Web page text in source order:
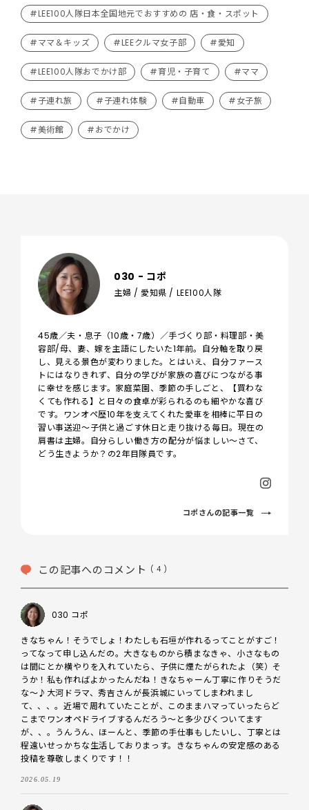
#LEE100人隊日本全国地元でおすすめの 店・食・スポット
#ママ＆キッズ #LEEクルマ女子部 #愛知
#LEE100人隊おでかけ部 #育児・子育て #ママ
#子連れ旅 #子連れ体験 #自動車 #女子旅
#美術館 #おでかけ
030 - コポ
主婦 / 愛知県 / LEE100人隊
45歳／夫・息子（10歳・7歳）／手づくり部・料理部・美
容部/母、妻、嫁を主語にしたいた1年前。自分軸を取り戻
し、見える景色が変わりました。とはいえ、自分ファース
トにはなりきれず、自分の学びが家族の喜びにつながる事
に幸せを感じます。家庭菜園、季節の手しごと、【買わな
くても作れる】と日々の食卓が彩られるのも細やかな喜び
です。ワンオペ歴10年を支えてくれた愛車を相棒に平日の
習い事送迎～子供と過ごす休日と走り抜ける毎日。現在の
肩書は主婦。自分らしい働き方の配分が悩ましい～さて、
どう生きようか？の2年目隊員です。
コポさんの記事一覧
この記事へのコメント ( 4 )
030 コポ
きなちゃん！そうでしょ！わたしも石垣が作れるってことがすご！
ってなって申し込んだの。大きなものから積まなきゃ、小さなもの
は間にとか横やりを入れていたら、子供に煙たがられたよ（笑）そ
うか！私も作ればよかったんだね！きなちゃーん丁寧に作りそうだ
な～♪大河ドラマ、秀吉さんが長浜城にいってしまわれまし
て、、、。近場で周れていたことが、このままハマっていったらど
こまでワンオペドライブするんだろう～と多少びくついてます
が、、。うんうん、ほーんと、季節の手仕事もしたいし、丁寧とは
程遠いせっかちな生活しておりまっす。きなちゃんの安定感のある
投稿を尊敬しまくりです！！
2026.05.19